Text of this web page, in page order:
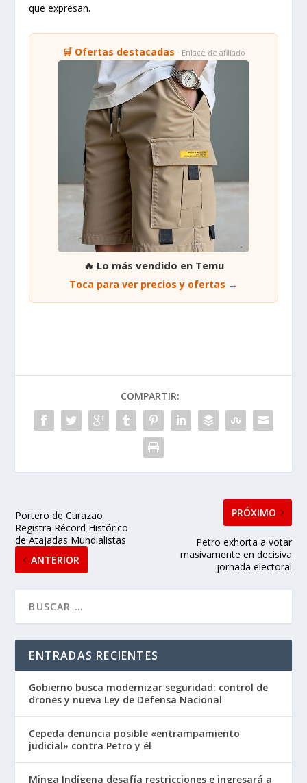
que expresan.
🛒 Ofertas destacadas · Enlace de afiliado
🔥 Lo más vendido en Temu
Toca para ver precios y ofertas →
COMPARTIR:
Portero de Curazao
Registra Récord Histórico
de Atajadas Mundialistas
ANTERIOR
PRÓXIMO
Petro exhorta a votar
masivamente en decisiva
jornada electoral
ENTRADAS RECIENTES
Gobierno busca modernizar seguridad: control de
drones y nueva Ley de Defensa Nacional
Cepeda denuncia posible «entrampamiento
judicial» contra Petro y él
Minga Indígena desafía restricciones e ingresará a